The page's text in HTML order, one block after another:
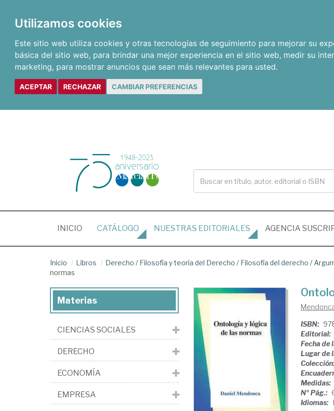
Utilizamos cookies
Este sitio web utiliza cookies y otras tecnologías de seguimiento para mejorar su
básica del sitio web, para brindar una mejor experiencia en el sitio web, medir su
marketing, para mostrar anuncios que sean más relevantes para usted.
ACEPTAR RECHAZAR CAMBIAR PREFERENCIAS
INICIO (CURRENT)
CATÁLOGO NUESTRAS EDITORIALES AGENCIA
Inicio Libros Derecho / Filosofía y teoría del Derecho / Filosofía del derecho /
normas
ISBN:
Editorial:
Fecha de
Lugar de
Medidas:
Nº Pág.:
Idiomas:
Materias
CIENCIAS SOCIALES
DERECHO
ECONOMÍA
EMPRESA